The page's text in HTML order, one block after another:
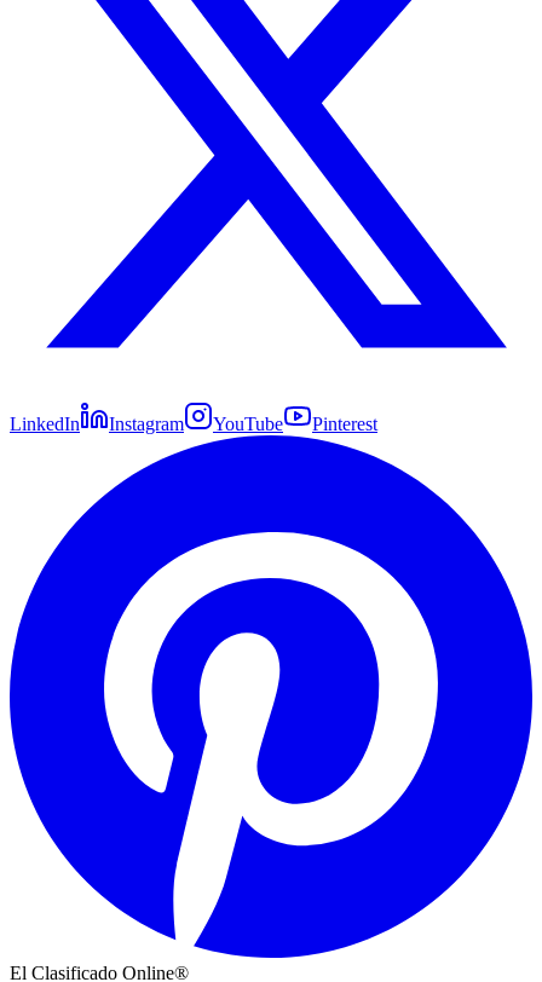
LinkedIn Instagram YouTube Pinterest
El Clasificado Online®